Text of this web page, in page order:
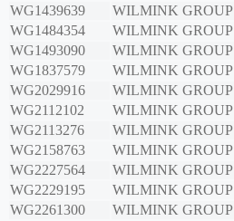
WG1439639
WILMINK GROUP
WG1484354
WILMINK GROUP
WG1493090
WILMINK GROUP
WG1837579
WILMINK GROUP
WG2029916
WILMINK GROUP
WG2112102
WILMINK GROUP
WG2113276
WILMINK GROUP
WG2158763
WILMINK GROUP
WG2227564
WILMINK GROUP
WG2229195
WILMINK GROUP
WG2261300
WILMINK GROUP